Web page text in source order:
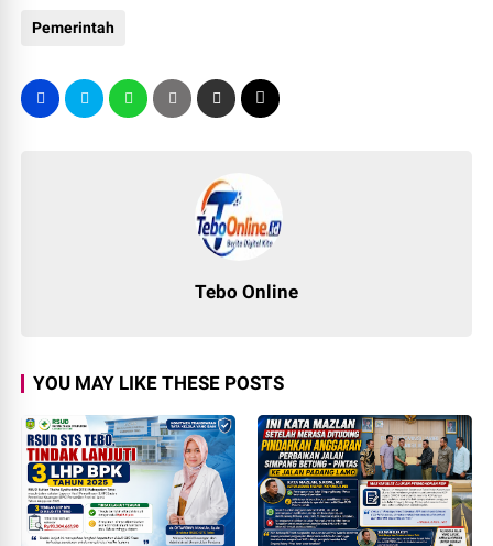
Pemerintah
Tebo Online
YOU MAY LIKE THESE POSTS